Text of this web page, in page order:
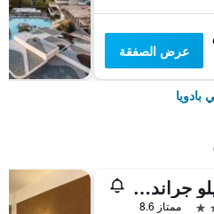
عرض الصفقة
بي بيلو جراند سنترال
ممتاز 8.6